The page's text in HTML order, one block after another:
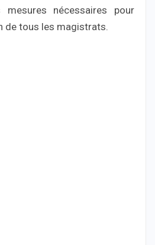
nécessaires pour
de tous les magistrats.